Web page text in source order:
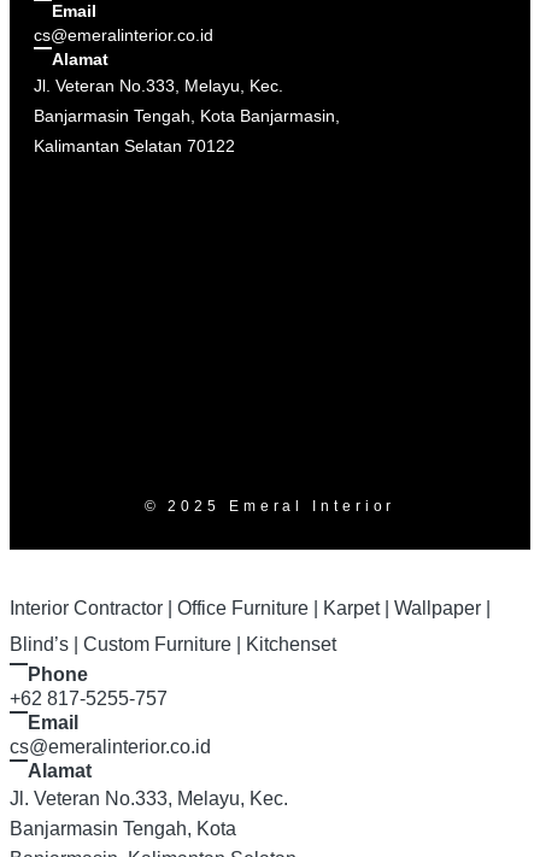
Email
cs@emeralinterior.co.id
Alamat
Jl. Veteran No.333, Melayu, Kec.
Banjarmasin Tengah, Kota Banjarmasin,
Kalimantan Selatan 70122
© 2025 Emeral Interior
Interior Contractor | Office Furniture | Karpet | Wallpaper |
Blind’s | Custom Furniture | Kitchenset
Phone
+62 817-5255-757
Email
cs@emeralinterior.co.id
Alamat
Jl. Veteran No.333, Melayu, Kec.
Banjarmasin Tengah, Kota